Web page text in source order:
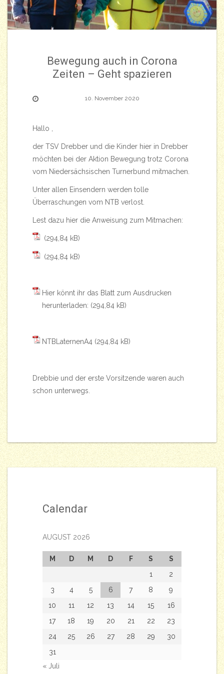
Bewegung auch in Corona
Zeiten – Geht spazieren
10. November 2020
Hallo ,
der TSV Drebber und die Kinder hier in Drebber
möchten bei der Aktion Bewegung trotz Corona
vom Niedersächsischen Turnerbund mitmachen.
Unter allen Einsendern werden tolle
Überraschungen vom NTB verlost.
Lest dazu hier die Anweisung zum Mitmachen:
Hier könnt ihr das Blatt zum Ausdrucken
herunterladen:
NTBLaternenA4
Drebbie und der erste Vorsitzende waren auch
schon unterwegs.
Calendar
AUGUST 2026
M D M D F S
S
1
2
3
4 5 6 7 8
9
10
11 12 13 14 15
16
17
18 19 20 21 22
23
24
25 26 27 28 29
30
31
« Juli